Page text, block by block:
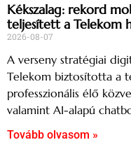
Kékszalag: rekord
teljesített a Telekom
2026-08-07
A verseny stratégiai
Telekom biztosította a
professzionális élő
valamint AI-alapú
Tovább olvasom »